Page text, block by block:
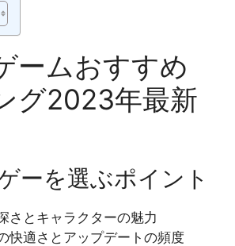
ームおすすめ
グ2023年最新
ーを選ぶポイント
さとキャラクターの魅力
快適さとアップデートの頻度